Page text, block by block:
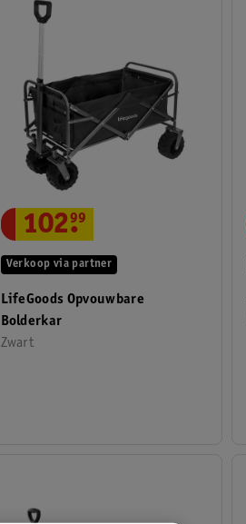
LifeGoods Opvouwbare
Bolderkar
Zwart
Verkoop via partner
102.
99